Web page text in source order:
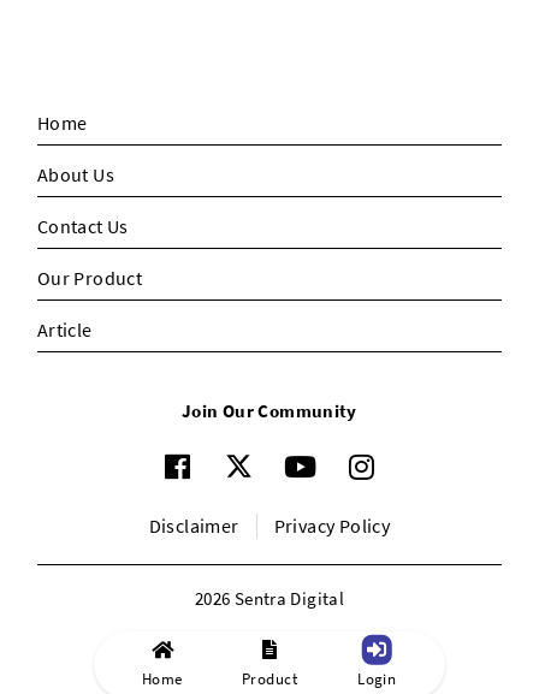
Home
About Us
Contact Us
Our Product
Article
Join Our Community
Disclaimer Privacy Policy
2026 Sentra Digital
Home Product Login